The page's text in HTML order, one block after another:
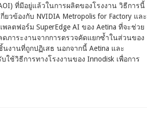
จับ
ทาง
อุตสาหกรรม
สามารถ
ใช้
ที่มีอยู่แล้วในการผลิตของโรงงาน วิธีการนี้
กี่ยวข้องกับ NVIDIA Metropolis for Factory และ
พลตฟอร์ม SuperEdge AI ของ Aetina ที่จะช่วย
ดภาระงานจากการตรวจคัดแยกซ้ำในส่วนของ
นงานที่ถูกปฏิเสธ นอกจากนี้ Aetina และ
ช้วิธีการทางโรงงานของ Innodisk เพื่อการ